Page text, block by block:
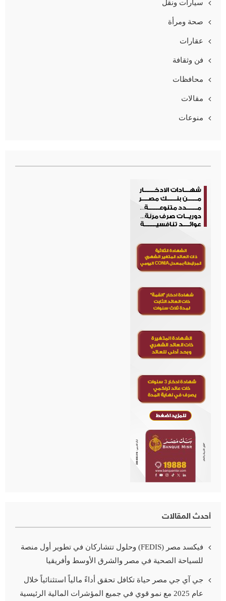
سيارات ونقل
صحة ومرأة
عقارات
فن وثقافة
محافظات
مقالات
منوعات
أحدث المقالات
فيكسد مصر (FEDIS) وحلول تتشاركان في تطوير أول منصة
للسياحة الصحية في مصر والشرق الأوسط وأفريقيا
جي آي جي مصر حياة تكافل تحقق أداءً مالياً استثنائياً خلال
عام 2025 مع نمو قوي في جميع المؤشرات المالية الرئيسية